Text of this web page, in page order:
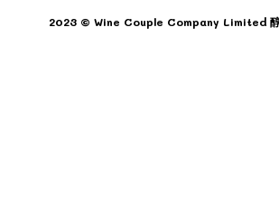
2023 © Wine Couple Company Limited 醇